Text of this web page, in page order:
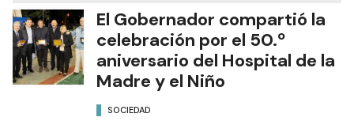
El Gobernador compartió la
celebración por el 50.º
aniversario del Hospital de la
Madre y el Niño
SOCIEDAD